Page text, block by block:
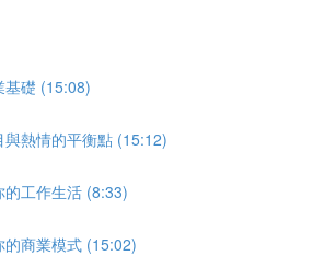
基礎 (15:08)
與熱情的平衡點 (15:12)
的工作生活 (8:33)
的商業模式 (15:02)